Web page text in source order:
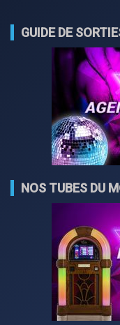
GUIDE DE
NOS TUBES DU